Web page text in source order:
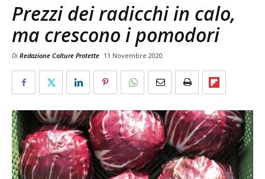
Prezzi dei radicchi in calo,
ma crescono i pomodori
Di Redazione Colture Protette 11 Novembre 2020